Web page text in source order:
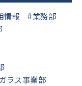
情報
業務部
ガラス事業部